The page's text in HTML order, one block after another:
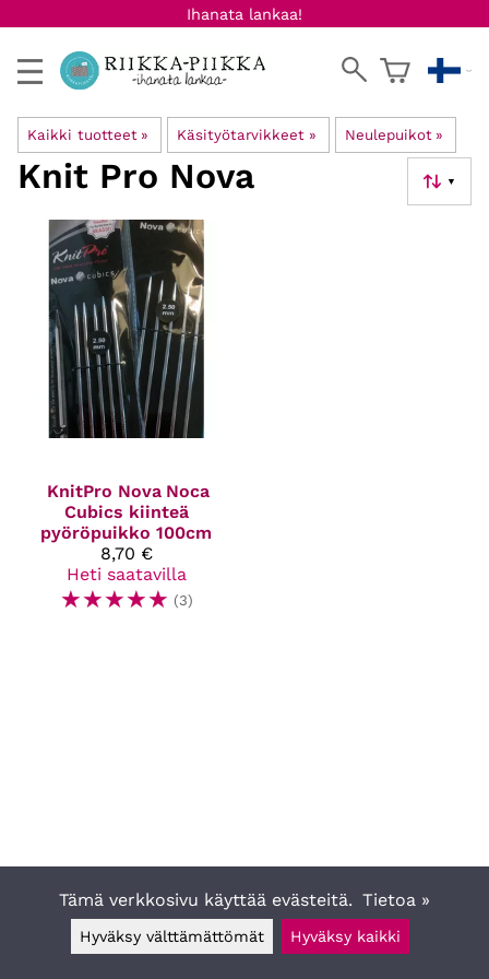
Ihanata lankaa!
Kaikki tuotteet ‪» Käsityötarvikkeet ‪» Neulepuikot ‪»
▼
Knit Pro Nova
KnitPro Nova Noca
Cubics kiinteä
pyöröpuikko 100cm
8,70 €
Heti saatavilla
☆☆☆☆☆ (3)
Tämä verkkosivu käyttää evästeitä. Tietoa »
Hyväksy välttämättömät Hyväksy kaikki